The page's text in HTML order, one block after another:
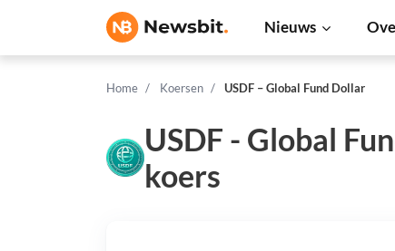
Nieuws
Home Koersen USDF – Global Fund Dollar
USDF - Global
koers